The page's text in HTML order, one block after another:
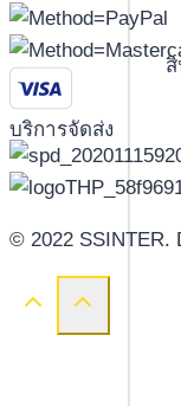
บริการจัดส่ง
© 2022 SSINTER.